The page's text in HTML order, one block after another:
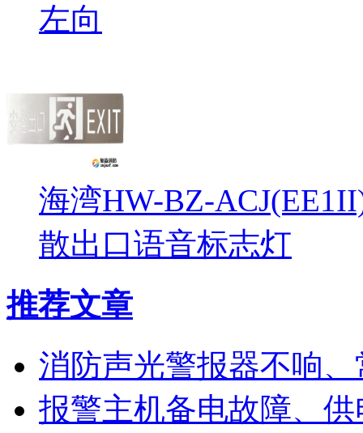
左向
海湾HW-BZ-
散出口语音标志灯
推荐文章
消防声光警报器不响
报警主机备电故障、